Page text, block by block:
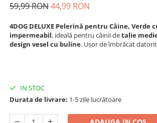
59,99 RON44,99 RON
4DOG DELUXE Pelerină pentru Câine, Verde
impermeabil, ideală pentru câinii detalie
design vesel cu buline. Ușor de îmbrăcat
IN STOC
Durata de livrare: 1-5 zile lucrătoare